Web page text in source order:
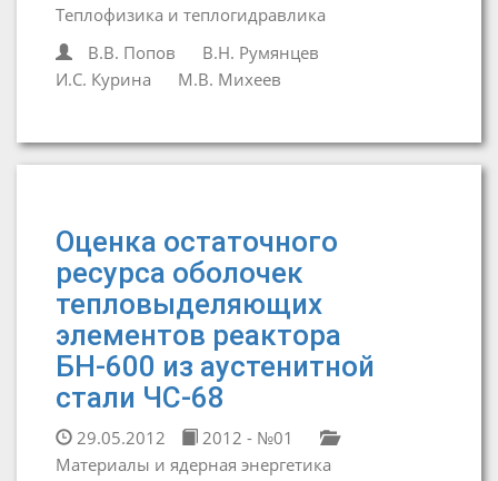
Теплофизика и теплогидравлика
В.В. Попов
В.Н. Румянцев
И.С. Курина
М.В. Михеев
Оценка остаточного
ресурса оболочек
тепловыделяющих
элементов реактора
БН-600 из аустенитной
стали ЧС-68
29.05.2012
2012 - №01
Материалы и ядерная энергетика